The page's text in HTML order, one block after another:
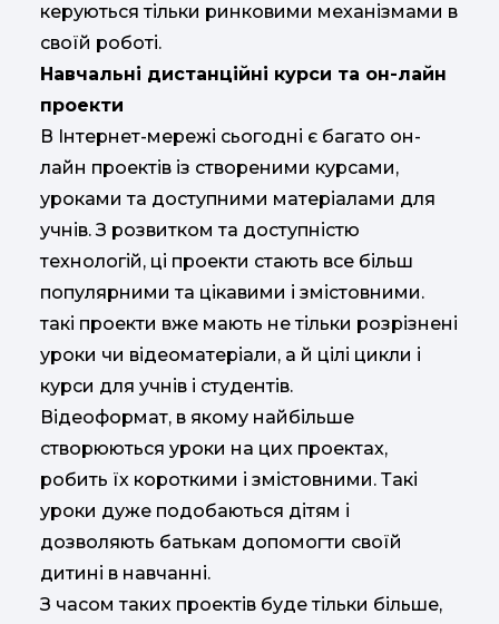
керуються тільки ринковими механізмами в
своїй роботі.
Навчальні дистанційні курси та он-лайн
проекти
В Інтернет-мережі сьогодні є багато он-
лайн проектів із створеними курсами,
уроками та доступними матеріалами для
учнів. З розвитком та доступністю
технологій, ці проекти стають все більш
популярними та цікавими і змістовними.
такі проекти вже мають не тільки розрізнені
уроки чи відеоматеріали, а й цілі цикли і
курси для учнів і студентів.
Відеоформат, в якому найбільше
створюються уроки на цих проектах,
робить їх короткими і змістовними. Такі
уроки дуже подобаються дітям і
дозволяють батькам допомогти своїй
дитині в навчанні.
З часом таких проектів буде тільки більше,